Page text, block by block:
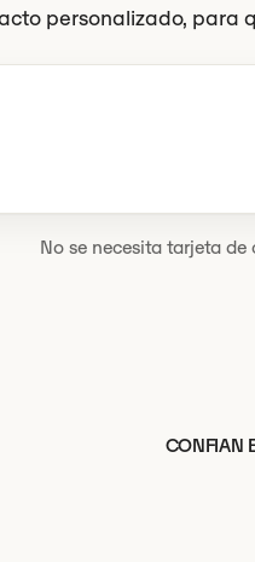
personalizado, para
que hacer
No se necesita tarjeta de
CONFIAN